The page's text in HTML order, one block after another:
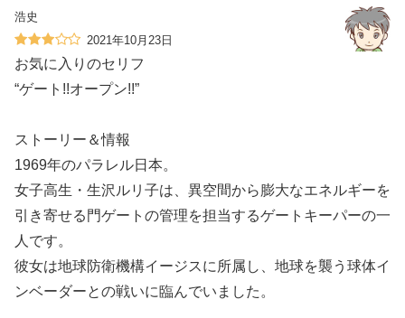
浩史
2021年10月23日
お気に入りのセリフ
“ゲート!!オープン!!”
️ストーリー＆情報️
1969年のパラレル日本。
女子高生・生沢ルリ子は、異空間から膨大なエネルギーを
引き寄せる門ゲートの管理を担当するゲートキーパーの一
人です。
彼女は地球防衛機構イージスに所属し、地球を襲う球体イ
ンベーダーとの戦いに臨んでいました。